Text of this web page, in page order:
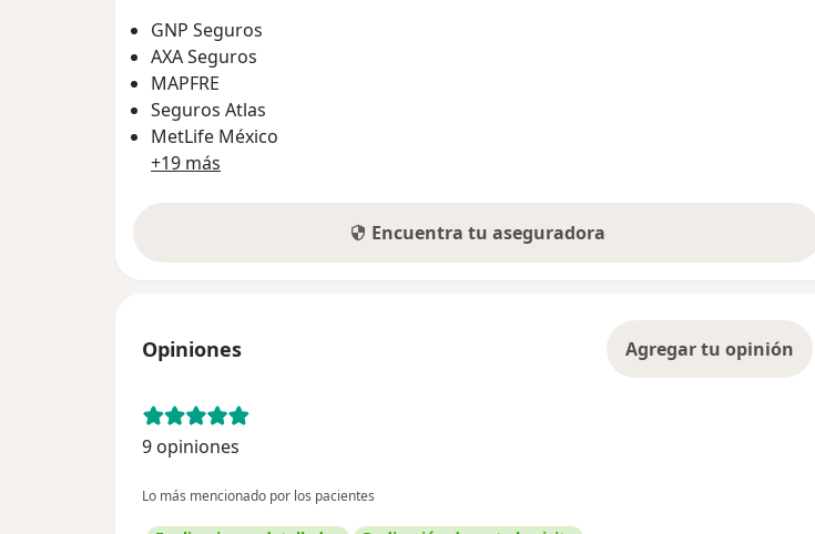
GNP Seguros
AXA Seguros
MAPFRE
Seguros Atlas
MetLife México
+19 más
Encuentra tu aseguradora
Opiniones Agregar tu opinión
9 opiniones
Lo más mencionado por los pacientes